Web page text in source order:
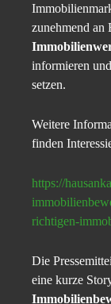
zunehmend an
informieren
setzen.
Weitere
finden
https://
richtigen-
Die
eine kurze